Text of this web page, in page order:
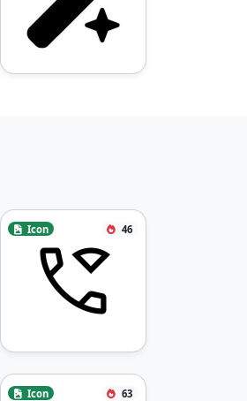
Icon 46
Icon 63